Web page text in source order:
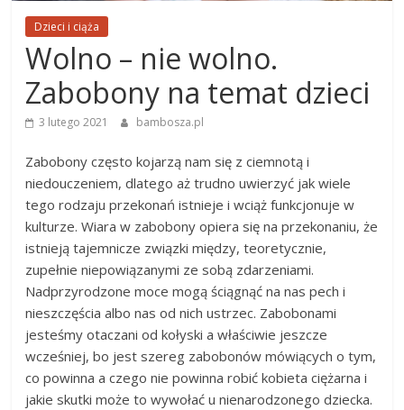
Dzieci i ciąża
Wolno – nie wolno.
Zabobony na temat dzieci
3 lutego 2021 bambosza.pl
Zabobony często kojarzą nam się z ciemnotą i
niedouczeniem, dlatego aż trudno uwierzyć jak wiele
tego rodzaju przekonań istnieje i wciąż funkcjonuje w
kulturze. Wiara w zabobony opiera się na przekonaniu, że
istnieją tajemnicze związki między, teoretycznie,
zupełnie niepowiązanymi ze sobą zdarzeniami.
Nadprzyrodzone moce mogą ściągnąć na nas pech i
nieszczęścia albo nas od nich ustrzec. Zabobonami
jesteśmy otaczani od kołyski a właściwie jeszcze
wcześniej, bo jest szereg zabobonów mówiących o tym,
co powinna a czego nie powinna robić kobieta ciężarna i
jakie skutki może to wywołać u nienarodzonego dziecka.